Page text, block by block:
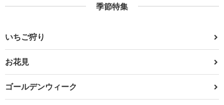
季節特集
いちご狩り
お花見
ゴールデンウィーク